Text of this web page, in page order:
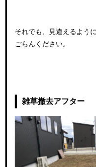
それでも、見違えるよう
ごらんください。
雑草撤去アフター